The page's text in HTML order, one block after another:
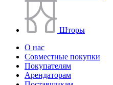
Шторы
О нас
Совместные покупки
Покупателям
Арендаторам